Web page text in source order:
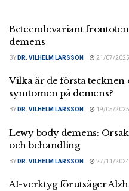
Beteendevariant
demens
BY DR. VILHELM LARSSON 21/07/2025
Vilka är de första tecknen
symtomen på demens?
BY DR. VILHELM LARSSON 19/05/2025
Lewy body demens:
och behandling
BY DR. VILHELM LARSSON 27/11/2024
AI-verktyg förutsäger